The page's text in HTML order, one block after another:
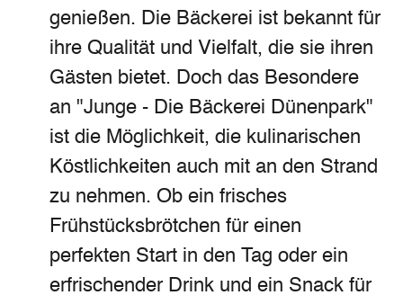
genießen. Die Bäckerei ist bekannt für
ihre Qualität und Vielfalt, die sie ihren
Gästen bietet. Doch das Besondere
an "Junge - Die Bäckerei Dünenpark"
ist die Möglichkeit, die kulinarischen
Köstlichkeiten auch mit an den Strand
zu nehmen. Ob ein frisches
Frühstücksbrötchen für einen
perfekten Start in den Tag oder ein
erfrischender Drink und ein Snack für